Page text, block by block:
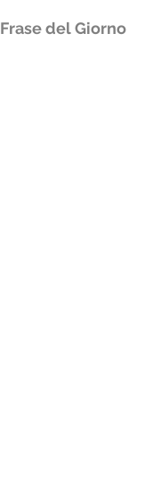
Frase del Giorno